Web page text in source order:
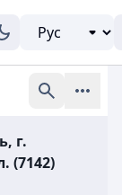
г.
(7142)